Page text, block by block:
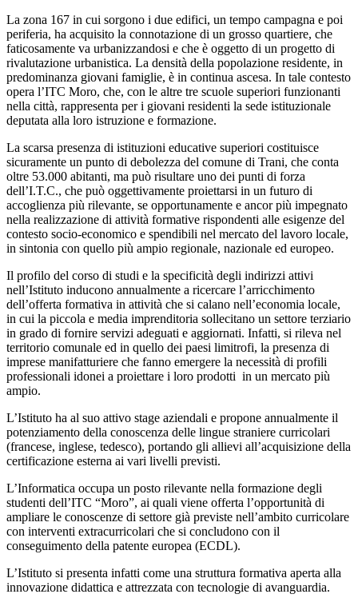
La zona 167 in cui sorgono i due edifici, un tempo campagna e poi
periferia, ha acquisito la connotazione di un grosso quartiere, che
faticosamente va urbanizzandosi e che è oggetto di un progetto di
rivalutazione urbanistica. La densità della popolazione residente, in
predominanza giovani famiglie, è in continua ascesa. In tale contesto
opera l’ITC Moro, che, con le altre tre scuole superiori funzionanti
nella città, rappresenta per i giovani residenti la sede istituzionale
deputata alla loro istruzione e formazione.
La scarsa presenza di istituzioni educative superiori costituisce
sicuramente un punto di debolezza del comune di Trani, che conta
oltre 53.000 abitanti, ma può risultare uno dei punti di forza
dell’I.T.C., che può oggettivamente proiettarsi in un futuro di
accoglienza più rilevante, se opportunamente e ancor più impegnato
nella realizzazione di attività formative rispondenti alle esigenze del
contesto socio-economico e spendibili nel mercato del lavoro locale,
in sintonia con quello più ampio regionale, nazionale ed europeo.
Il profilo del corso di studi e la specificità degli indirizzi attivi
nell’Istituto inducono annualmente a ricercare l’arricchimento
dell’offerta formativa in attività che si calano nell’economia locale,
in cui la piccola e media imprenditoria sollecitano un settore terziario
in grado di fornire servizi adeguati e aggiornati. Infatti, si rileva nel
territorio comunale ed in quello dei paesi limitrofi, la presenza di
imprese manifatturiere che fanno emergere la necessità di profili
professionali idonei a proiettare i loro prodotti in un mercato più
ampio.
L’Istituto ha al suo attivo stage aziendali e propone annualmente il
potenziamento della conoscenza delle lingue straniere curricolari
(francese, inglese, tedesco), portando gli allievi all’acquisizione della
certificazione esterna ai vari livelli previsti.
L’Informatica occupa un posto rilevante nella formazione degli
studenti dell’ITC “Moro”, ai quali viene offerta l’opportunità di
ampliare le conoscenze di settore già previste nell’ambito curricolare
con interventi extracurricolari che si concludono con il
conseguimento della patente europea (ECDL).
L’Istituto si presenta infatti come una struttura formativa aperta alla
innovazione didattica e attrezzata con tecnologie di avanguardia.